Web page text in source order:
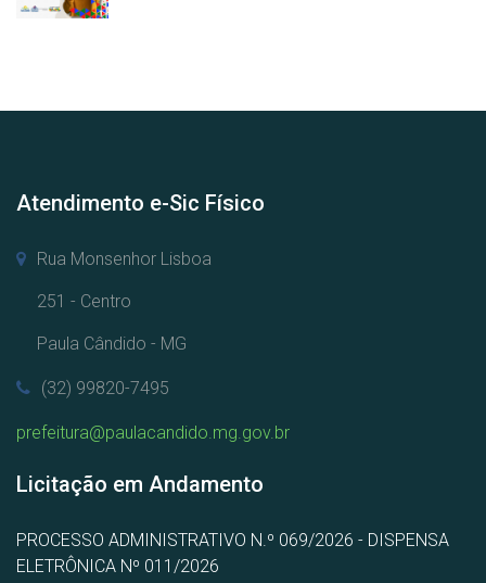
Atendimento e-Sic Físico
Rua Monsenhor Lisboa
251 - Centro
Paula Cândido - MG
(32) 99820-7495
prefeitura@paulacandido.mg.gov.br
Licitação em Andamento
PROCESSO ADMINISTRATIVO N.º 069/2026 - DISPENSA
ELETRÔNICA Nº 011/2026